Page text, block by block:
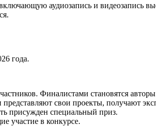
аудиозапись и видеозапись
года.
Финалистами становятся
свои проекты, получают
присужден специальный приз.
участие в конкурсе.